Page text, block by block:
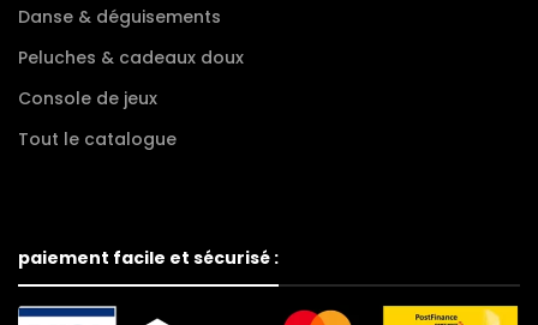
Danse & déguisements
Peluches & cadeaux doux
Console de jeux
Tout le catalogue
paiement facile et sécurisé :